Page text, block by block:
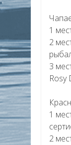
1
2
3
Rosy
1
2